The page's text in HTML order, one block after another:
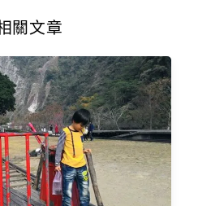
關文章